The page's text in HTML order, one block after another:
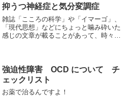
MAD(チクロチーム)...
抑うつ神経症と気分変調症
雑誌「こころの科学」や「イマーゴ」、
「現代思想」などにちょっと噛み砕いた
感じの文章が載ることがあって、時々参
症」とか「神経症性うつ」な...
強迫性障害 OCD について チ
ェックリスト
お薬で治るんですよ！